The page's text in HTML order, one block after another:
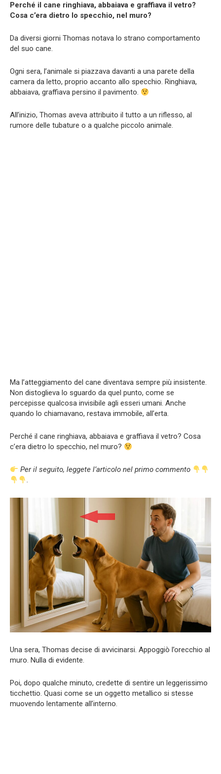
Perché il cane ringhiava, abbaiava e graffiava il vetro?
Cosa c’era dietro lo specchio, nel muro?
Da diversi giorni Thomas notava lo strano comportamento
del suo cane.
Ogni sera, l’animale si piazzava davanti a una parete della
camera da letto, proprio accanto allo specchio. Ringhiava,
abbaiava, graffiava persino il pavimento.
All’inizio, Thomas aveva attribuito il tutto a un riflesso, al
rumore delle tubature o a qualche piccolo animale.
Ma l’atteggiamento del cane diventava sempre più insistente.
Non distoglieva lo sguardo da quel punto, come se
percepisse qualcosa invisibile agli esseri umani. Anche
quando lo chiamavano, restava immobile, all’erta.
Perché il cane ringhiava, abbaiava e graffiava il vetro? Cosa
c’era dietro lo specchio, nel muro?
Per il seguito, leggete l’articolo nel primo commento
.
Una sera, Thomas decise di avvicinarsi. Appoggiò l’orecchio al
muro. Nulla di evidente.
Poi, dopo qualche minuto, credette di sentire un leggerissimo
ticchettio. Quasi come se un oggetto metallico si stesse
muovendo lentamente all’interno.